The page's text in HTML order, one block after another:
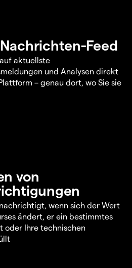
Feed
aktuellste
und Analysen direkt
– genau dort, wo Sie sie
von
wenn sich der Wert
ändert, er ein bestimmtes
oder Ihre technischen